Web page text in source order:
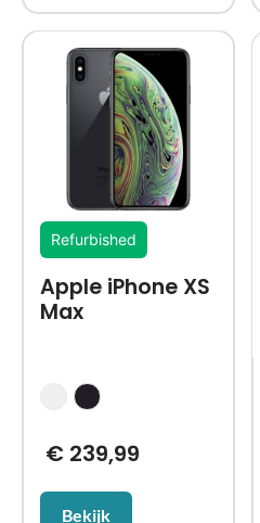
Refurbished
Apple iPhone XS
Max
€239,99
Bekijk